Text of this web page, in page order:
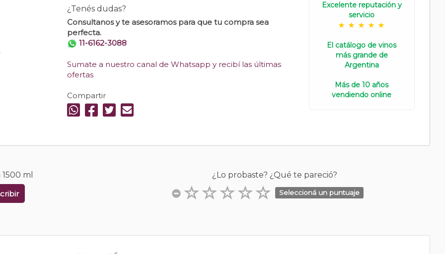
¿Tenés dudas?
Consultanos y te asesoramos para que tu compra sea
perfecta.
11-6162-3088
Sumate a nuestro canal de Whatsapp y recibí las últimas
ofertas
Compartir
Excelente reputación y
servicio
El catálogo de vinos
más grande de
Argentina
Más de 10 años
vendiendo online
ml
¿Lo probaste? ¿Qué te pareció?
Seleccioná un puntuaje